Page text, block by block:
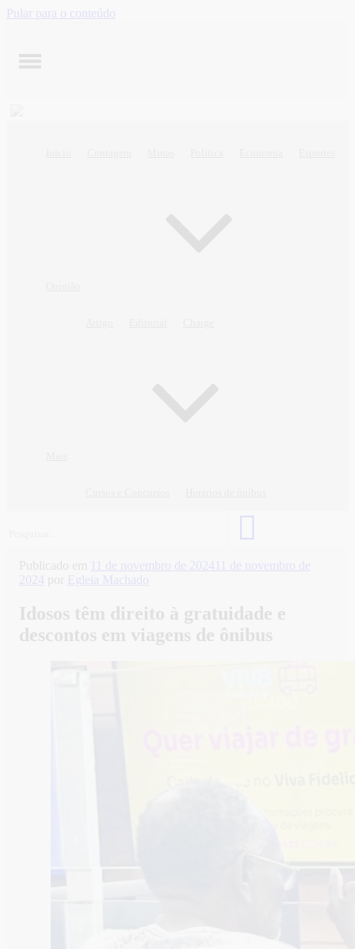
Pular para o conteúdo
Publicado em 11 de novembro de 2024 11 de novembro de
2024 por Egleia Machado
Idosos têm direito à gratuidade e
descontos em viagens de ônibus